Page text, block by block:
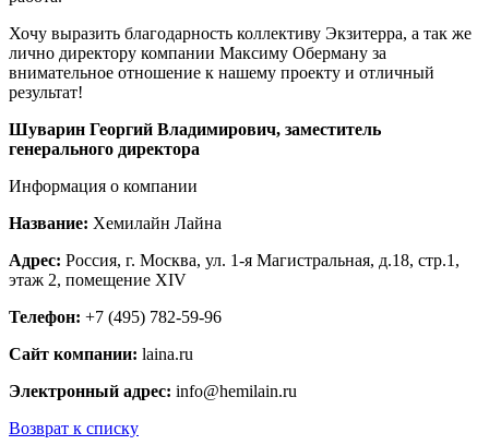
Хочу выразить благодарность коллективу Экзитерра, а так же
лично директору компании Максиму Оберману за
внимательное отношение к нашему проекту и отличный
результат!
Шуварин Георгий Владимирович, заместитель
генерального директора
Информация о компании
Название: Хемилайн Лайна
Адрес: Россия, г. Москва, ул. 1-я Магистральная, д.18, стр.1,
этаж 2, помещение XIV
Телефон: +7 (495) 782-59-96
Сайт компании: laina.ru
Электронный адрес: info@hemilain.ru
Возврат к списку